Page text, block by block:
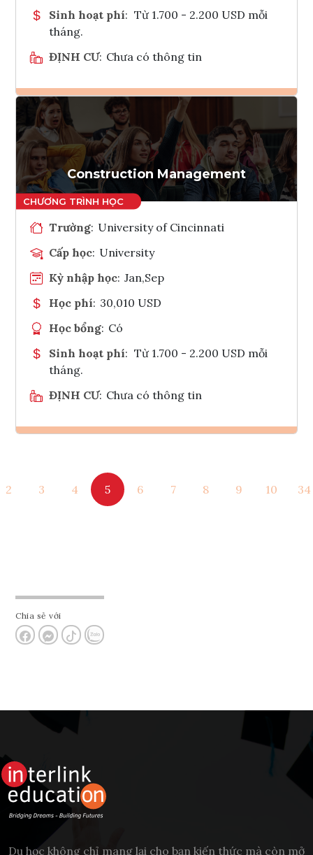
Sinh hoạt phí: Từ 1.700 - 2.200 USD mỗi
tháng.
ĐỊNH CƯ: Chưa có thông tin
Ghi danh
Tham vấn Interlink
Construction Management
Trường: University of Cincinnati
Cấp học: University
Kỳ nhập học: Jan,Sep
Học phí: 30,010 USD
Học bổng: Có
Sinh hoạt phí: Từ 1.700 - 2.200 USD mỗi
tháng.
ĐỊNH CƯ: Chưa có thông tin
Tham vấn Interlink
2 3 4 5 6 7 8 9 10 34
Chia sẻ với
Du học không chỉ mang lại cho bạn kiến thức mà còn mở